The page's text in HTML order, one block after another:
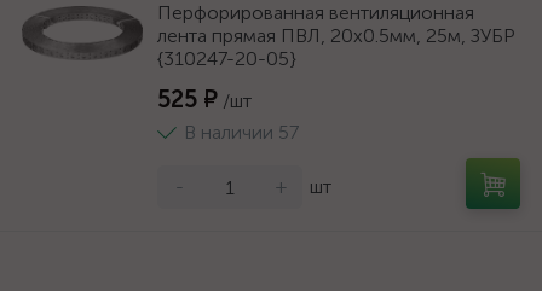
Перфорированная вентиляционная
лента прямая ПВЛ, 20х0.5мм, 25м, ЗУБР
{310247-20-05}
525 ₽ /шт
В наличии 57
- + шт